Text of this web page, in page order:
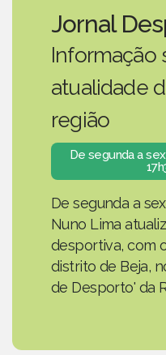
Jornal
Informação
atualidade
região
De segunda a
De segunda a
Nuno Lima
desportiva, com
distrito de Beja,
de Desporto' da